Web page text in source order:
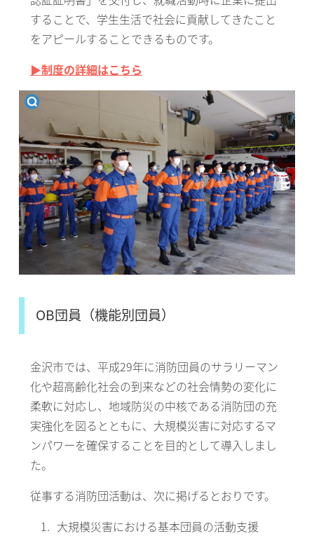
することで、学生生活で社会に貢献してきたこと
をアピールすることできるものです。
▶制度の詳細はこちら
OB団員（機能別団員）
金沢市では、平成29年に消防団員のサラリーマン
化や超高齢化社会の到来などの社会情勢の変化に
柔軟に対応し、地域防災の中核である消防団の充
実強化を図るとともに、大規模災害に対応するマ
ンパワーを確保することを目的として導入しまし
た。
従事する消防団活動は、次に掲げるとおりです。
大規模災害における基本団員の活動支援